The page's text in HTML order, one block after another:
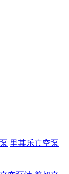
里其乐真空泵